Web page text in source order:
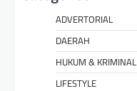
ADVERTORIAL
DAERAH
HUKUM & KRIMINAL
LIFESTYLE